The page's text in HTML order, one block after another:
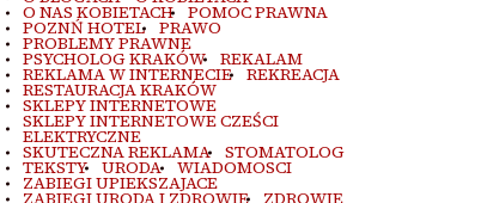
O NAS KOBIETACH POMOC PRAWNA
POZNŃ HOTEL PRAWO
PROBLEMY PRAWNE
PSYCHOLOG KRAKÓW REKALAM
REKLAMA W INTERNECIE REKREACJA
RESTAURACJA KRAKÓW
SKLEPY INTERNETOWE
SKLEPY INTERNETOWE CZEŚCI
ELEKTRYCZNE
SKUTECZNA REKLAMA STOMATOLOG
TEKSTY URODA WIADOMOSCI
ZABIEGI UPIEKSZAJACE